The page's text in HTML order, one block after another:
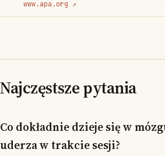
www.apa.org ↗
Najczęstsze pytania
Co dokładnie dzieje się w
uderza w trakcie sesji?